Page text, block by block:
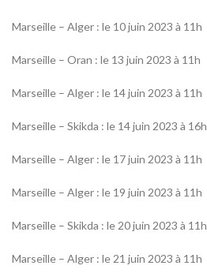
Marseille – Alger : le 10 juin 2023 à 11h
Marseille – Oran : le 13 juin 2023 à 11h
Marseille – Alger : le 14 juin 2023 à 11h
Marseille – Skikda : le 14 juin 2023 à 16h
Marseille – Alger : le 17 juin 2023 à 11h
Marseille – Alger : le 19 juin 2023 à 11h
Marseille – Skikda : le 20 juin 2023 à 11h
Marseille – Alger : le 21 juin 2023 à 11h